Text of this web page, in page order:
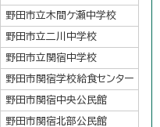
野田市立木間ケ瀬中学校
野田市立二川中学校
野田市立関宿中学校
野田市関宿学校給食センター
野田市関宿中央公民館
野田市関宿北部公民館